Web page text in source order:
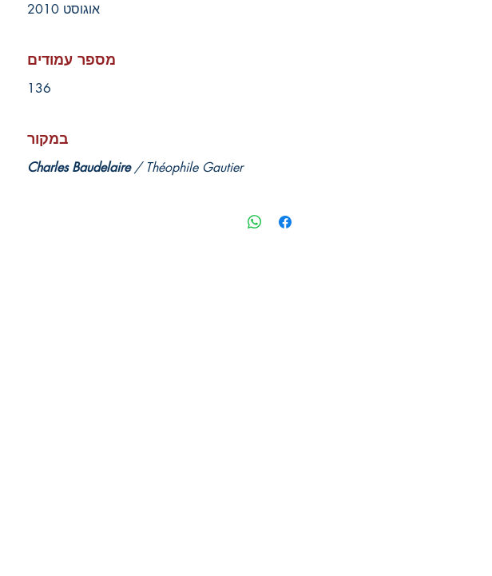
אוגוסט 2010
מספר עמודים
136
במקור
Charles Baudelaire/ Théophile Gautier